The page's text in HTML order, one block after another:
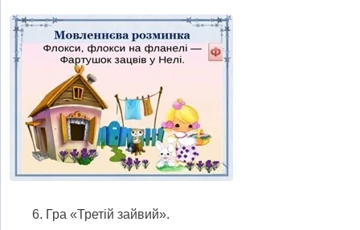
Гра «Третій зайвий».